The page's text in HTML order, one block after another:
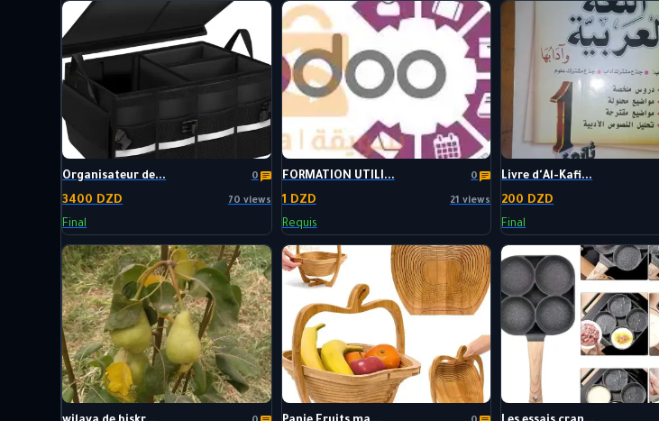
Organisateur de... 0
3400 DZD 70 views
Final
FORMATION UTILI... 0
1 DZD 21 views
Requis
Livre d'Al-Kafi...
200 DZD
Final